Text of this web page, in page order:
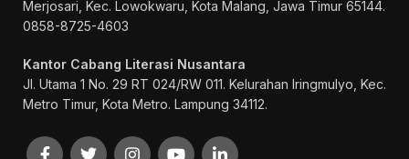
Merjosari, Kec. Lowokwaru, Kota Malang, Jawa Timur 65144.
0858-8725-4603
Kantor Cabang Literasi Nusantara
Jl. Utama 1 No. 29 RT 024/RW 011. Kelurahan Iringmulyo, Kec.
Metro Timur, Kota Metro. Lampung 34112.